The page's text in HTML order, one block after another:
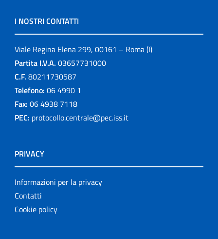
I NOSTRI CONTATTI
Viale Regina Elena 299, 00161 – Roma (I)
Partita I.V.A. 03657731000
C.F. 80211730587
Telefono: 06 4990 1
Fax: 06 4938 7118
PEC: protocollo.centrale@pec.iss.it
PRIVACY
Informazioni per la privacy
Contatti
Cookie policy